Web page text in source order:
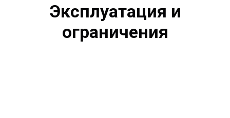
Эксплуатация и
ограничения